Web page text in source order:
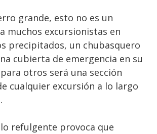
grande, esto no es un
muchos excursionistas en
precipitados, un chubasquero
cubierta de emergencia en su
otros será una sección
cualquier excursión a lo largo
refulgente provoca que